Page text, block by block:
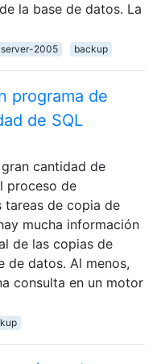
la base de datos. La
2005 backup
programa de
de SQL
cantidad de
proceso de
tareas de copia de
mucha información
de las copias de
de datos. Al menos,
consulta en un motor